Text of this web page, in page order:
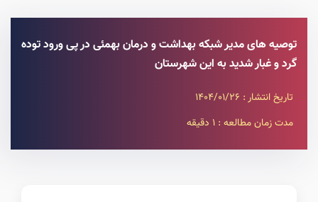
توصیه های مدیر شبکه بهداشت و درمان بهمئی در پی ورود توده
گرد و غبار شدید به این شهرستان
تاریخ انتشار : 1404/01/26
مدت زمان مطالعه : 1 دقیقه